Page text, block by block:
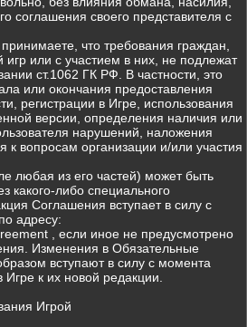
соглашения своего представителя с
что требования граждан,
игр или с участием в них, не подлежат
ст.1062 ГК РФ. В частности, это
или окончания предоставления
регистрации в Игре, использования
версии, определения наличия или
нарушений, наложения
к вопросам организации и/или участия
любая из его частей) может быть
какого-либо специального
Соглашения вступает в силу с
адресу:
, если иное не предусмотрено
Изменения в Обязательные
вступают в силу с момента
к их новой редакции.
Игрой